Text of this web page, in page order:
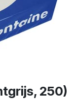
250)